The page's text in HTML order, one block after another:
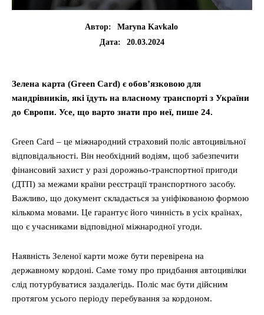
Автор:
Maryna Kavkalo
Дата:
20.03.2024
Зелена карта (Green Card) є обов’язковою для
мандрівників, які їдуть на власному транспорті з України
до Європи. Усе, що варто знати про неї, пише 24.
Green Card – це міжнародний страховий поліс автоцивільної
відповідальності. Він необхідний водіям, щоб забезпечити
фінансовий захист у разі дорожньо-транспортної пригоди
(ДТП) за межами країни реєстрації транспортного засобу.
Важливо, що документ складається за уніфікованою формою
кількома мовами. Це гарантує його чинність в усіх країнах,
що є учасниками відповідної міжнародної угоди.
Наявність Зеленої карти може бути перевірена на
державному кордоні. Саме тому про придбання автоцивілки
слід потурбуватися заздалегідь. Поліс має бути дійсним
протягом усього періоду перебування за кордоном.